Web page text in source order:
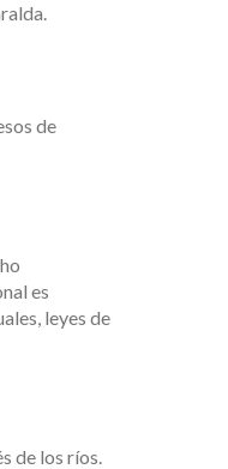
de
es
leyes de
de los ríos.